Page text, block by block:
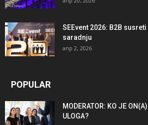
SEEvent 2026: B2B
saradnju
апр 2, 2026
POPULAR
MODERATOR: KO JE
ULOGA?